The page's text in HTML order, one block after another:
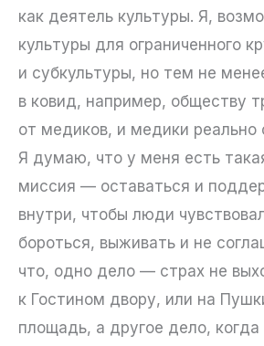
как деятель культуры. Я,
культуры для ограниченного
и субкультуры, но тем не
в ковид, например, обществу
от медиков, и медики реально
Я думаю, что у меня есть
миссия — оставаться и
внутри, чтобы люди
бороться, выживать и не
что, одно дело — страх не
к Гостином двору, или на
площадь, а другое дело, когда